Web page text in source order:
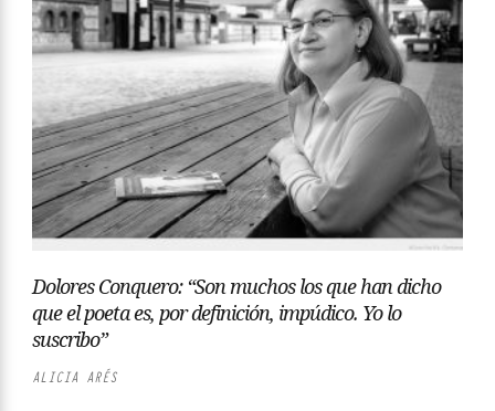
Dolores Conquero: “Son muchos los que han dicho
que el poeta es, por definición, impúdico. Yo lo
suscribo”
ALICIA ARÉS